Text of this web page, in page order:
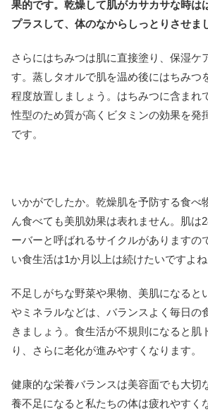
果的です。乾燥して肌がカサカサな時は
プラスして、体のなからしっとりさせま
さらにはちみつは肌に直接塗り、保湿ケ
す。蒸しタオルで肌を温め後にはちみつ
程度放置しましょう。はちみつに含まれ
性型のため質が高くビタミンの効果を発
です。
いかがでしたか。乾燥肌を予防する食べ
ん食べても美肌効果は表れません。肌は
ーバーと呼ばれるサイクルがありますの
い食生活は1か月以上は続けたいですよね
不足しがちな野菜や果物、美肌になると
やミネラルなどは、バランスよく毎日の
きましょう。食生活が不規則になると肌
り、さらに老化が進みやすくなります。
健康的な栄養バランスは美容面でも大切
養不足になると私たちの体は疲れやすく